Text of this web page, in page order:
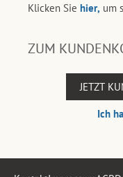
Klicken Sie hier, um
ZUM
JETZT
Ich